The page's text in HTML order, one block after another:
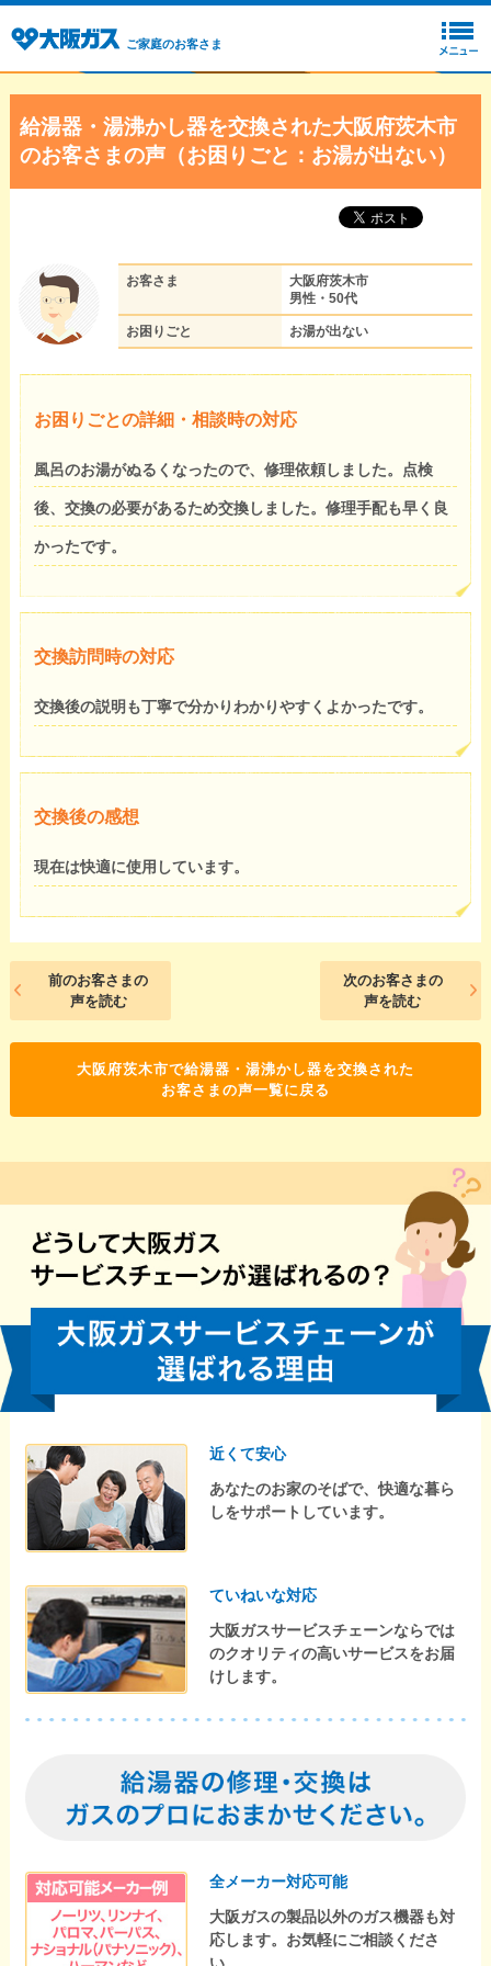
ご家庭のお客さま
給湯器・湯沸かし器を交換された大阪府茨木市
のお客さまの声（お困りごと：お湯が出ない）
お客さま
大阪府茨木市
男性・50代
お困りごと お湯が出ない
お困りごとの詳細・相談時の対応
風呂のお湯がぬるくなったので、修理依頼しました。点検
後、交換の必要があるため交換しました。修理手配も早く良
かったです。
交換訪問時の対応
交換後の説明も丁寧で分かりわかりやすくよかったです。
交換後の感想
現在は快適に使用しています。
前のお客さまの
声を読む
次のお客さまの
声を読む
大阪府茨木市で給湯器・湯沸かし器を交換された
お客さまの声一覧に戻る
近くて安心
あなたのお家のそばで、快適な暮ら
しをサポートしています。
ていねいな対応
大阪ガスサービスチェーンならでは
のクオリティの高いサービスをお届
けします。
全メーカー対応可能
大阪ガスの製品以外のガス機器も対
応します。お気軽にご相談くださ